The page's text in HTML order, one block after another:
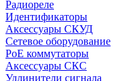
Радиореле
Идентификаторы
Аксессуары СКУД
Сетевое оборудование
PoE коммутаторы
Аксессуары СКС
Удлинители сигнала